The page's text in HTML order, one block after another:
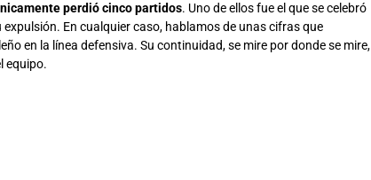
perdió cinco partidos. Uno de ellos fue el que se celebró
En cualquier caso, hablamos de unas cifras que
en la línea defensiva. Su continuidad, se mire por donde se mire,
equipo.